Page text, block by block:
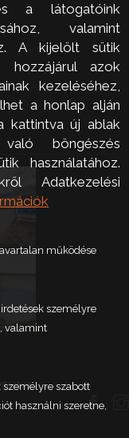
a látogatóink
valamint
A kijelölt sütik
hozzájárul azok
kezeléséhez,
a honlap alján
kattintva új ablak
böngészés
használatához.
Adatkezelési
működése
személyre
valamint
szabott
használni szeretne,